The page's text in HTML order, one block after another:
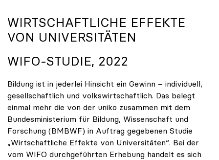
WIRTSCHAFTLICHE EFFEKTE
VON UNIVERSITÄTEN
WIFO-STUDIE, 2022
Bildung ist in jederlei Hinsicht ein Gewinn – individuell,
gesellschaftlich und volkswirtschaftlich. Das belegt
einmal mehr die von der uniko zusammen mit dem
Bundesministerium für Bildung, Wissenschaft und
Forschung (BMBWF) in Auftrag gegebenen Studie
„Wirtschaftliche Effekte von Universitäten“. Bei der
vom WIFO durchgeführten Erhebung handelt es sich